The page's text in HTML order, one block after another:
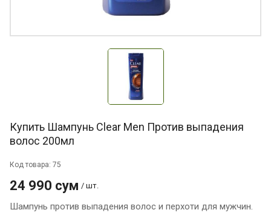
Купить Шампунь Clear Men Против выпадения
волос 200мл
Код товара: 75
24 990 сум / шт.
Шампунь против выпадения волос и перхоти для мужчин.